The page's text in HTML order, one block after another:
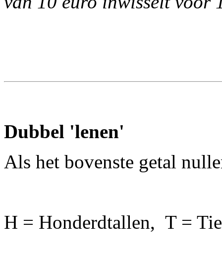
Dubbel 'lenen'
Als het bovenste getal
H = Honderdtallen, T =